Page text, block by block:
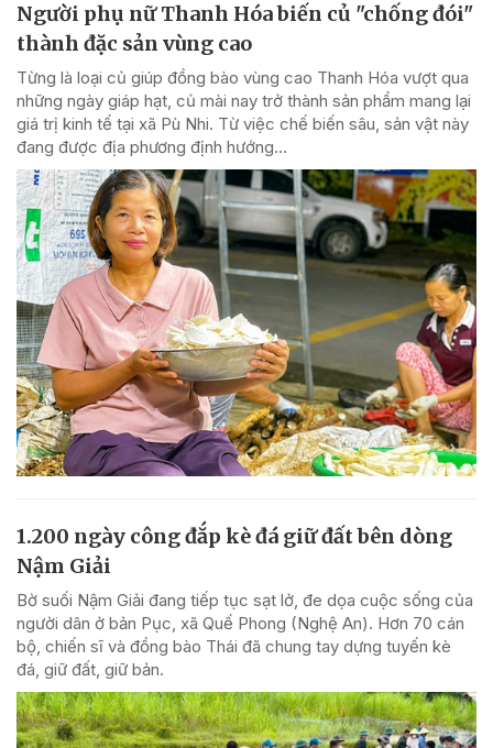
Người phụ nữ Thanh Hóa biến củ "chống đói"
thành đặc sản vùng cao
Từng là loại củ giúp đồng bào vùng cao Thanh Hóa vượt qua
những ngày giáp hạt, củ mài nay trở thành sản phẩm mang lại
giá trị kinh tế tại xã Pù Nhi. Từ việc chế biến sâu, sản vật này
đang được địa phương định hướng...
1.200 ngày công đắp kè đá giữ đất bên dòng
Nậm Giải
Bờ suối Nậm Giải đang tiếp tục sạt lở, đe dọa cuộc sống của
người dân ở bản Pục, xã Quế Phong (Nghệ An). Hơn 70 cán
bộ, chiến sĩ và đồng bào Thái đã chung tay dựng tuyến kè
đá, giữ đất, giữ bản.